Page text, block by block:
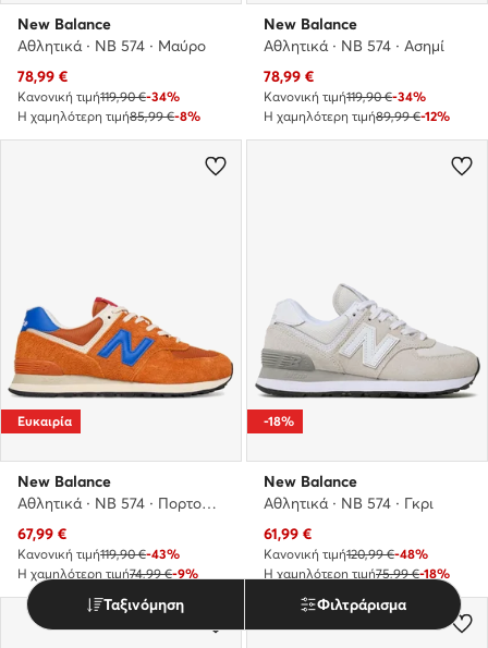
New Balance
Αθλητικά · NB 574 · Μαύρο
Τρέχουσα τιμή
78,99 €
Κανονική τιμή119,90 €-34%
Η χαμηλότερη τιμή85,99 €-8%
New Balance
Αθλητικά · NB 574 · Ασημί
Τρέχουσα τιμή
78,99 €
Κανονική τιμή119,90 €-34%
Η χαμηλότερη τιμή89,99 €-12%
Ευκαιρία
New Balance
Αθλητικά · NB 574 · Πορτοκαλί
Τρέχουσα τιμή
67,99 €
Κανονική τιμή119,90 €-43%
Η χαμηλότερη τιμή74,99 €-9%
-18%
New Balance
Αθλητικά · NB 574 · Γκρι
Τρέχουσα τιμή
61,99 €
Κανονική τιμή120,99 €-48%
Η χαμηλότερη τιμή75,99 €-18%
Ταξινόμηση Φιλτράρισμα